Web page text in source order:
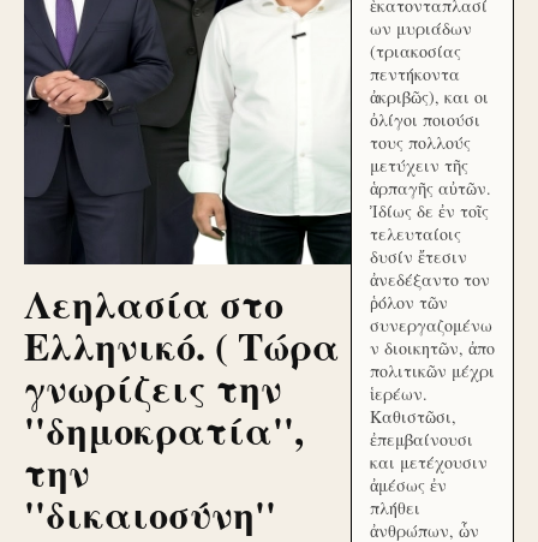
Λεηλασία στο
Ελληνικό. ( Τώρα
γνωρίζεις την
''δημοκρατία'',
την
''δικαιοσύνη''
ἑκατονταπλασί
ων μυριάδων
(τριακοσίας
πεντήκοντα
ἀκριβῶς), και οι
ὀλίγοι ποιούσι
τους πολλούς
μετύχειν τῆς
ἁρπαγῆς αὐτῶν.
Ἰδίως δε ἐν τοῖς
τελευταίοις
δυσίν ἔτεσιν
ἀνεδέξαντο τον
ῥόλον τῶν
συνεργαζομένω
ν διοικητῶν, ἀπο
πολιτικῶν μέχρι
ἱερέων.
Καθιστῶσι,
ἐπεμβαίνουσι
και μετέχουσιν
ἀμέσως ἐν
πλήθει
ἀνθρώπων, ὧν